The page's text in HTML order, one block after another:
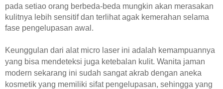
pada setiao orang berbeda-beda mungkin akan merasakan
kulitnya lebih sensitif dan terlihat agak kemerahan selama
fase pengelupasan awal.
Keunggulan dari alatmicro laser ini adalah kemampuannya
yang bisa mendeteksi juga ketebalan kulit. Wanita jaman
modern sekarang ini sudah sangat akrab dengan aneka
kosmetik yang memiliki sifat pengelupasan, sehingga yang